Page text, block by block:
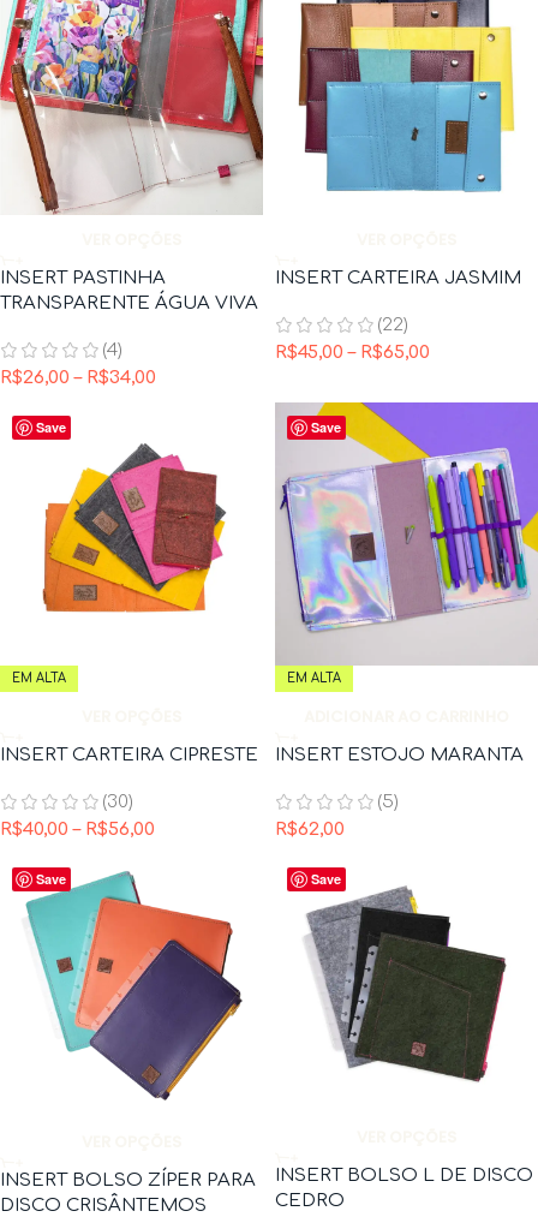
INSERT PASTINHA
TRANSPARENTE ÁGUA VIVA
(4)
R$26,00 – R$34,00
INSERT CARTEIRA JASMIM
(22)
R$45,00 – R$65,00
Save
EM ALTA
INSERT CARTEIRA CIPRESTE
(30)
R$40,00 – R$56,00
Save
EM ALTA
INSERT ESTOJO MARANTA
(5)
R$62,00
Save
INSERT BOLSO ZÍPER PARA
DISCO CRISÂNTEMOS
Save
INSERT BOLSO L DE DISCO
CEDRO